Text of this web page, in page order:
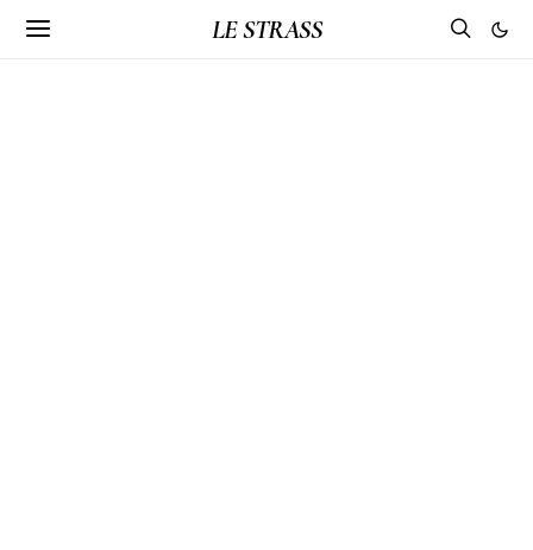
LE STRASS